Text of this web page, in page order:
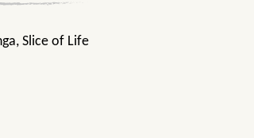
, Slice of Life